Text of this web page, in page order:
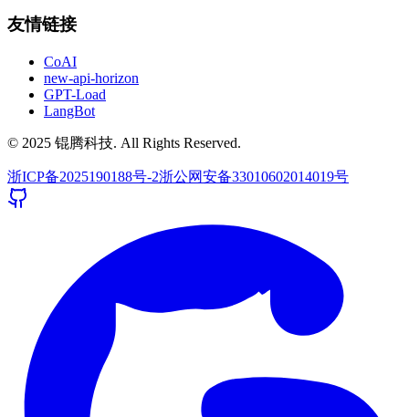
友情链接
CoAI
new-api-horizon
GPT-Load
LangBot
© 2025 锟腾科技. All Rights Reserved.
浙ICP备2025190188号-2浙公网安备33010602014019号